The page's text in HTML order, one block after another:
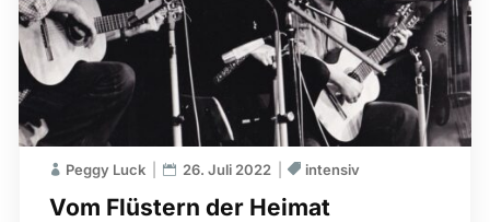
Vom Flüstern der Heimat
Peggy Luck 26. Juli 2022 intensiv